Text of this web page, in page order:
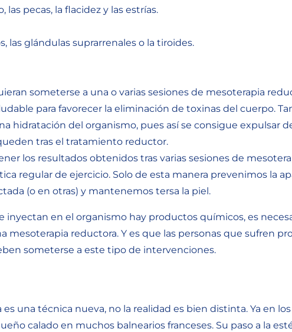
pecas, la flacidez y las estrías.
las glándulas suprarrenales o la tiroides.
someterse a una o varias sesiones de mesoterapia
para favorecer la eliminación de toxinas del cuerpo.
hidratación del organismo, pues así se consigue expulsar
tras el tratamiento reductor.
los resultados obtenidos tras varias sesiones de
regular de ejercicio. Solo de esta manera prevenimos la
(o en otras) y mantenemos tersa la piel.
en el organismo hay productos químicos, es
reductora. Y es que las personas que sufren
someterse a este tipo de intervenciones.
una técnica nueva, no la realidad es bien distinta. Ya en
calado en muchos balnearios franceses. Su paso a la